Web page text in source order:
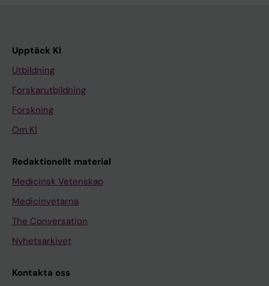
Upptäck KI
Utbildning
Forskarutbildning
Forskning
Om KI
Redaktionellt material
Medicinsk Vetenskap
Medicinvetarna
The Conversation
Nyhetsarkivet
Kontakta oss